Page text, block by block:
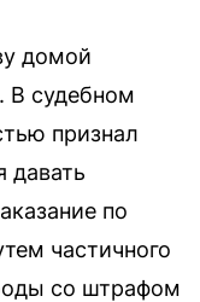
домой
В судебном
признал
давать
по
частичного
со штрафом